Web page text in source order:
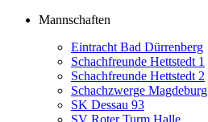
Mannschaften
Eintracht Bad Dürrenberg
Schachfreunde Hettstedt 1
Schachfreunde Hettstedt 2
Schachzwerge Magdeburg
SK Dessau 93
SV Roter Turm Halle